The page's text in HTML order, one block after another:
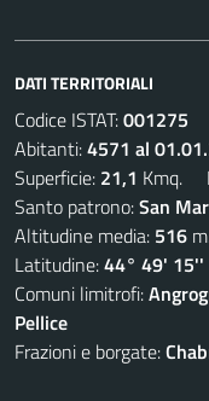
DATI TERRITORIALI
Codice ISTAT:001275
Abitanti:4571 al
Superficie: 21,1 Kmq.
Santo patrono:San
Altitudine media: 516
Latitudine:44° 49' 15''
Comuni limitrofi:
Pellice
Frazioni e borgate: